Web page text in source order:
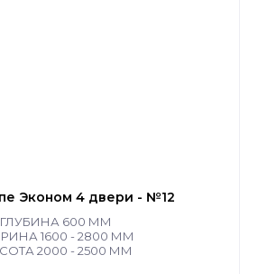
Эконом 4 двери - №12
ГЛУБИНА 600 ММ
1600 - 2800 ММ
2000 - 2500 ММ